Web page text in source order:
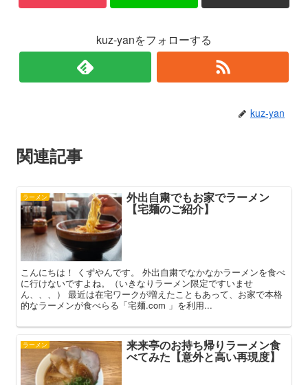
kuz-yanをフォローする
kuz-yan
関連記事
ラーメン 外出自粛でもお家でラーメン
【宅麺のご紹介】
こんにちは！ くずやんです。 外出自粛でなかなかラーメンを食べ
に行けないですよね。（いきなりラーメン限定ですいませ
ん、、、） 最近は在宅ワークが増えたこともあって、お家で本格
的なラーメンが食べらる「宅麺.com 」を利用...
ラーメン 来来亭のお持ち帰りラーメン食
べてみた【意外と高い再現度】